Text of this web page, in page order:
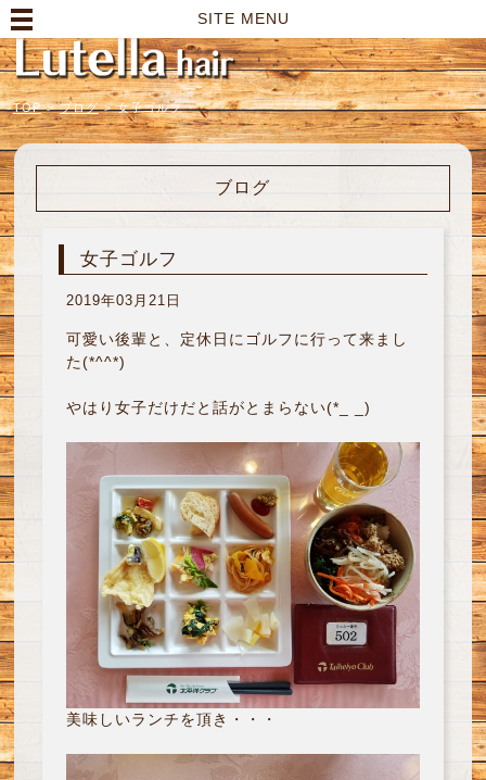
SITE MENU
TOP > ブログ > 女子ゴルフ
ブログ
女子ゴルフ
2019年03月21日
可愛い後輩と、定休日にゴルフに行って来まし
た(*^^*)
やはり女子だけだと話がとまらない(*_ _)
美味しいランチを頂き・・・